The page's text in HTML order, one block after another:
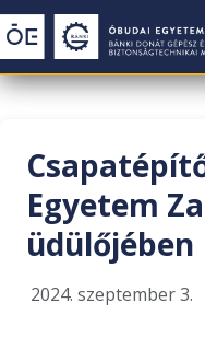
Egyetem
üdülőjében
2024. szeptember 3.